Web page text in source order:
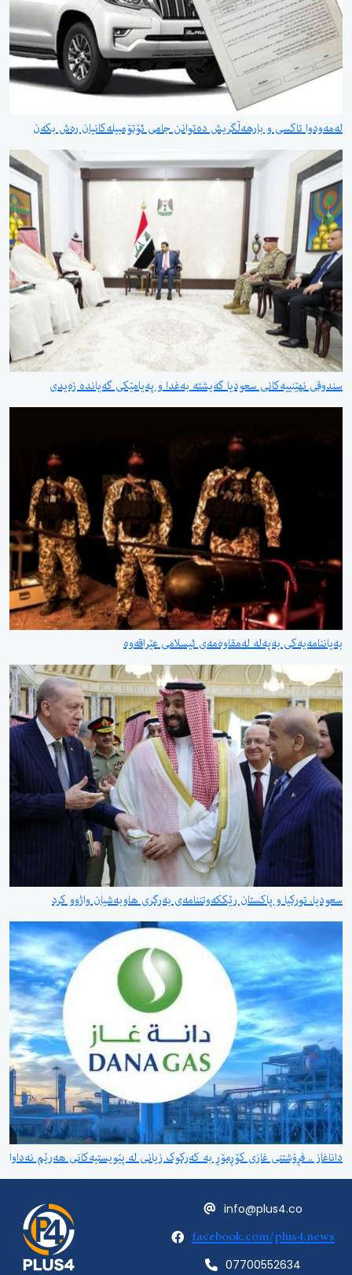
لەمەودوا تاکسی و بارهەڵگریش دەتوانن جامی ئۆتۆمبیلەکانیان رەش بکەن
سندوقی نهێنییەكانی سعودیا گەیشتە بەغدا و پەیامێكی گەیاندە زەیدی
بەیاننامەیەكی بەپەلە لەمقاوەمەی ئیسلامی عێراقەوە
سعودیا، تورکیا و پاکستان رێککەوتننامەی بەرگری هاوبەشیان واژوو کرد
داناغاز .. فڕۆشتنی غازی کۆڕمۆڕ بە کەرکوک زیانی لە پێویستیەکانی هەرێم نەداوا
info@plus4.co
facebook.com/plus4.news
07700552634